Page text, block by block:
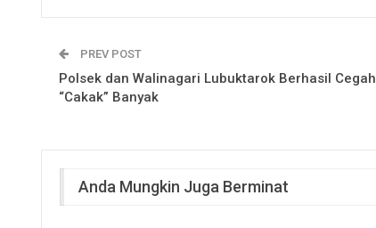
PREV POST
Polsek dan Walinagari Lubuktarok Berhasil Cegah
“Cakak” Banyak
Anda Mungkin Juga Berminat